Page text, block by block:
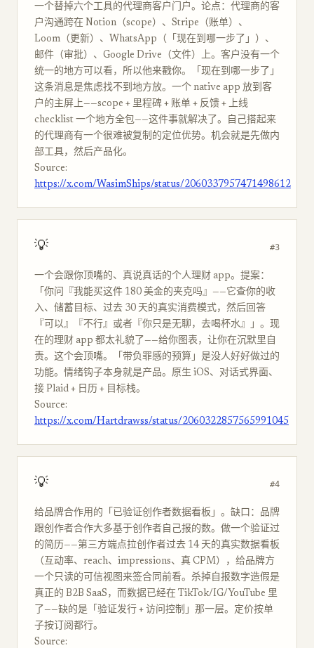
一个替掉六个工具的代理商客户门户。论点：代理商的客
户沟通跨在 Notion（scope）、Stripe（账单）、
Loom（更新）、WhatsApp（「现在到哪一步了」）、
邮件（审批）、Google Drive（文件）上。客户没有一个
统一的地方可以看，所以他来戳你。「现在到哪一步了」
这条消息是焦虑找不到地方放。一个 native app 放到客
户的主屏上——scope + 里程碑 + 账单 + 反馈 + 上线
checklist 一个地方全包——这件事就解决了。自己搭起来
的代理商有一个很难被复制的定位优势。机会就是先做内
部工具，然后产品化。
Source:
https://x.com/WasimShips/status/2060337957471498612
💡 #3
一个会跟你顶嘴的、真说真话的个人理财 app。提案：
「你问『我能买这件 180 美金的夹克吗』——它查你的收
入、储蓄目标、过去 30 天的真实消费模式，然后回答
『可以』『不行』或者『你只是无聊，去喝杯水』」。现
在的理财 app 都太礼貌了——给你图表，让你在沉默里自
责。这个会顶嘴。「带负罪感的预算」是没人好好做过的
功能。情绪钩子本身就是产品。原生 iOS、对话式界面、
接 Plaid + 日历 + 目标栈。
Source:
https://x.com/Hartdrawss/status/2060322857565991045
💡 #4
给品牌合作用的「已验证创作者数据看板」。缺口：品牌
跟创作者合作大多基于创作者自己报的数。做一个验证过
的简历——第三方端点拉创作者过去 14 天的真实数据看板
（互动率、reach、impressions、真 CPM），给品牌方
一个只读的可信视图来签合同前看。杀掉自报数字造假是
真正的 B2B SaaS，而数据已经在 TikTok/IG/YouTube 里
了——缺的是「验证发行 + 访问控制」那一层。定价按单
子按订阅都行。
Source: